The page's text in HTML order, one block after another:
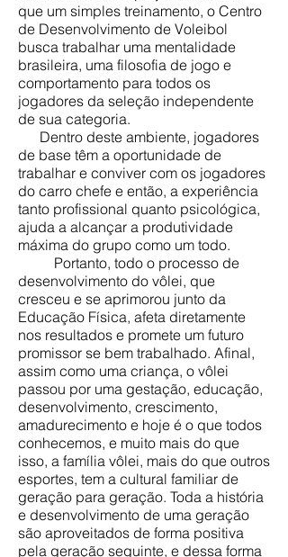
que um simples treinamento, o Centro
de Desenvolvimento de Voleibol
busca trabalhar uma mentalidade
brasileira, uma filosofia de jogo e
comportamento para todos os
jogadores da seleção independente
de sua categoria.
Dentro deste ambiente, jogadores
de base têm a oportunidade de
trabalhar e conviver com os jogadores
do carro chefe e então, a experiência
tanto profissional quanto psicológica,
ajuda a alcançar a produtividade
máxima do grupo como um todo.
Portanto, todo o processo de
desenvolvimento do vôlei, que
cresceu e se aprimorou junto da
Educação Física, afeta diretamente
nos resultados e promete um futuro
promissor se bem trabalhado. Afinal,
assim como uma criança, o vôlei
passou por uma gestação, educação,
desenvolvimento, crescimento,
amadurecimento e hoje é o que todos
conhecemos, e muito mais do que
isso, a família vôlei, mais do que outros
esportes, tem a cultural familiar de
geração para geração. Toda a história
e desenvolvimento de uma geração
são aproveitados de forma positiva
pela geração seguinte, e dessa forma